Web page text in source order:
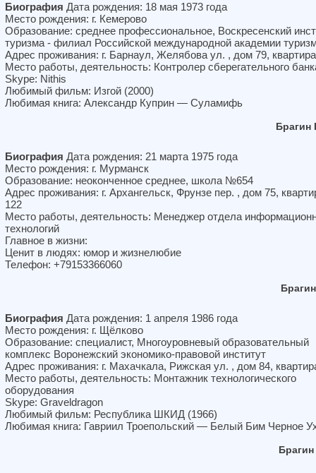
Биография Дата рождения: 18 мая 1973 года
Место рождения: г. Кемерово
Образование: среднее профессиональное, Воскресенский
туризма - филиал Российской международной академии
Адрес проживания: г. Барнаул, Желябова ул. , дом 79,
Место работы, деятельность: Контролер сберегательного
Skype: Nithis
Любимый фильм: Изгой (2000)
Любимая книга: Александр Куприн — Суламифь
Брагин
Биография Дата рождения: 21 марта 1975 года
Место рождения: г. Мурманск
Образование: неоконченное среднее, школа №654
Адрес проживания: г. Архангельск, Фрунзе пер. , дом 75,
122
Место работы, деятельность: Менеджер отдела
технологий
Главное в жизни:
Ценит в людях: юмор и жизнелюбие
Телефон: +79153366060
Биография Дата рождения: 1 апреля 1986 года
Место рождения: г. Щёлково
Образование: специалист, Многоуровневый образовательный
комплекс Воронежский экономико-правовой институт
Адрес проживания: г. Махачкала, Рижская ул. , дом 84,
Место работы, деятельность: Монтажник технологического
оборудования
Skype: Graveldragon
Любимый фильм: Республика ШКИД (1966)
Любимая книга: Гавриил Троепольский — Белый Бим Черное